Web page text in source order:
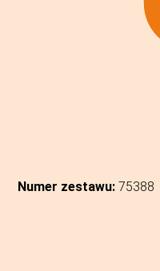
Numer zestawu: 75388